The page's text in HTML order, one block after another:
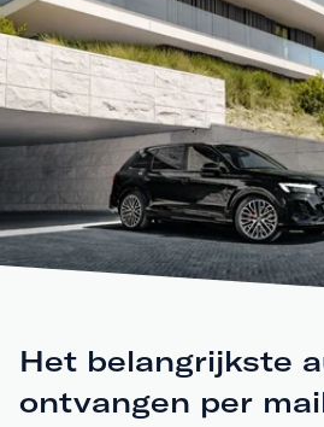
Het belangrijkste
ontvangen per